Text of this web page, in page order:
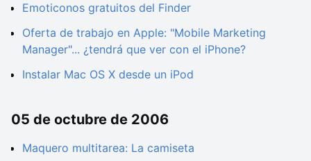
Emoticonos gratuitos del Finder
Oferta de trabajo en Apple: "Mobile Marketing
Manager"... ¿tendrá que ver con el iPhone?
Instalar Mac OS X desde un iPod
05 de octubre de 2006
Maquero multitarea: La camiseta